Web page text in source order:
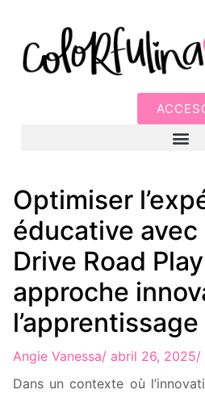
Optimiser
éducative avec
Drive Road
approche
Angie Vanessa/ abril 26, 2025/
Dans un contexte où